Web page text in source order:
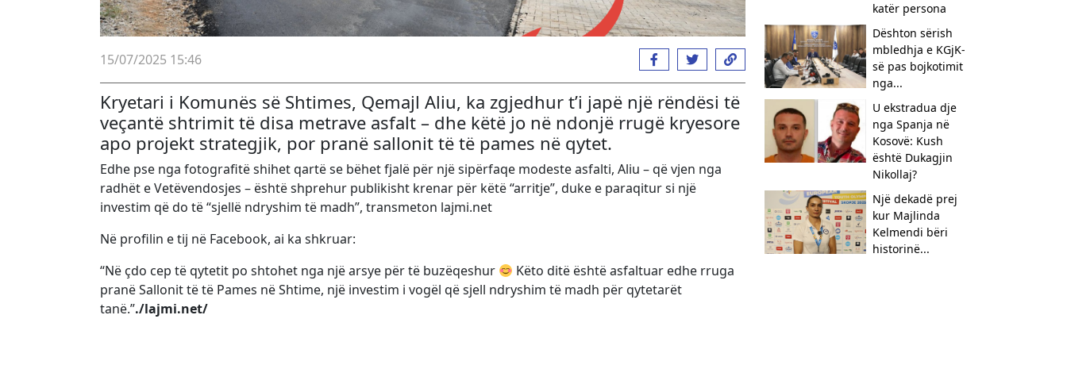
15/07/2025 15:46
Kryetari i Komunës së Shtimes, Qemajl Aliu, ka zgjedhur t’i japë një rëndësi të
veçantë shtrimit të disa metrave asfalt – dhe këtë jo në ndonjë rrugë kryesore
apo projekt strategjik, por pranë sallonit të të pames në qytet.
Edhe pse nga fotografitë shihet qartë se bëhet fjalë për një sipërfaqe modeste asfalti, Aliu – që vjen nga
radhët e Vetëvendosjes – është shprehur publikisht krenar për këtë “arritje”, duke e paraqitur si një
investim që do të “sjellë ndryshim të madh”, transmeton lajmi.net
Në profilin e tij në Facebook, ai ka shkruar:
“Në çdo cep të qytetit po shtohet nga një arsye për të buzëqeshur
Këto ditë është asfaltuar edhe rruga
pranë Sallonit të të Pames në Shtime, një investim i vogël që sjell ndryshim të madh për qytetarët
tanë.”./lajmi.net/
katër persona
Dështon sërish
mbledhja e KGjK-
së pas bojkotimit
nga...
U ekstradua dje
nga Spanja në
Kosovë: Kush
është Dukagjin
Nikollaj?
​Një dekadë prej
kur Majlinda
Kelmendi bëri
historinë...